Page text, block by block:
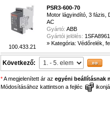
100.433.21
PSR3-600-70
Motor lágyindító, 3 fázis,
AC
Gyártó: ABB
Gyártói jelölés:
» Kategória: Védőrelék,
Következő:
*A megjelenített ár az egyéni beállításnak
Módosításához kattintson a fejléc